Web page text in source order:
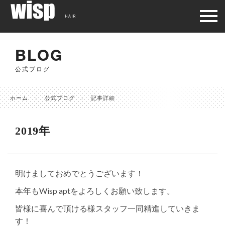
BLOG
公式ブログ
ホーム 公式ブログ 記事詳細
2019年
明けましておめでとうございます！
本年もWisp aptをよろしくお願い致します。
皆様に喜んで頂ける様スタッフ一同精進していきま
す！
HAIR